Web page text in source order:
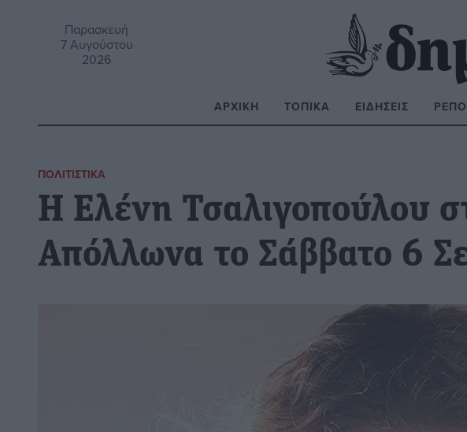
Παρασκευή
7 Αυγούστου
2026
ΑΡΧΙΚΉ ΤΟΠΙΚΆ ΕΙΔΉΣΕΙΣ
ΠΟΛΙΤΙΣΤΙΚΆ
H Ελένη Τσαλιγοπούλου
Απόλλωνα το Σάββατο 6